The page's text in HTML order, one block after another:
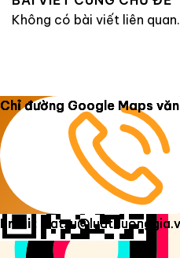
Không có bài viết liên quan.
Copyright 2026 ©